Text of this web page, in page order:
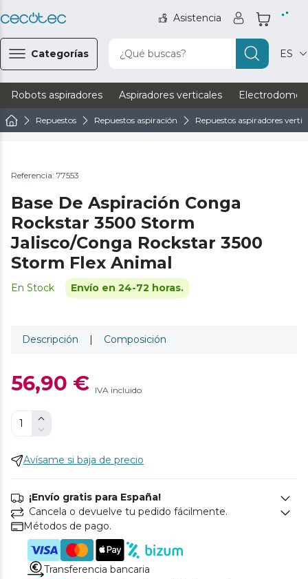
Asistencia
Categorías ¿Qué buscas? ES
Robots aspiradores Aspiradores verticales
Repuestos Repuestos aspiración Repuestos aspiradores
Referencia: 77553
Base De Aspiración Conga
Rockstar 3500 Storm
Jalisco/Conga Rockstar 3500
Storm Flex Animal
En Stock Envío en 24-72 horas.
Descripción | Composición
56,90 € IVA incluido
Avísame si baja de precio
¡Envío gratis para España!
Cancela o devuelve tu pedido fácilmente.
Métodos de pago.
Transferencia bancaria